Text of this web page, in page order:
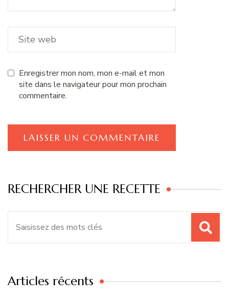
Enregistrer mon nom, mon e-mail et mon
site dans le navigateur pour mon prochain
commentaire.
RECHERCHER UNE RECETTE
Articles récents